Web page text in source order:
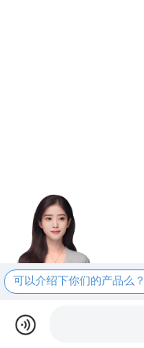
可以介绍下你们的产品么？